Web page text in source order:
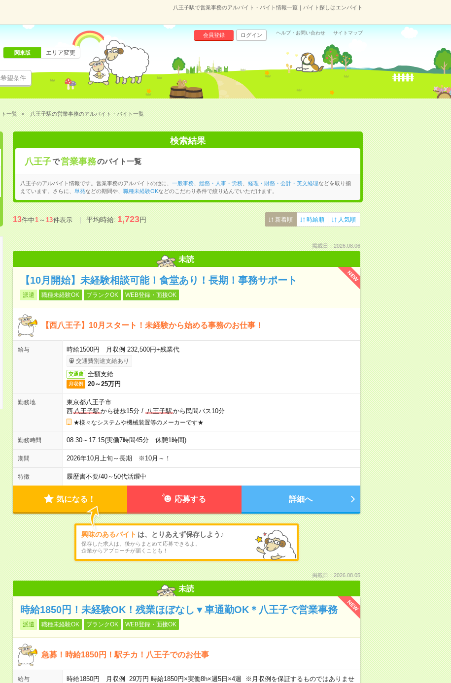
八王子駅で営業事務のアルバイト・バイト情報一覧｜バイト探しはエンバイト
望条件
会員登録 ログイン ヘルプ・お問い合わせ サイトマップ
関東版 エリア変更
一覧 八王子駅の営業事務のアルバイト・バイト一覧
検索結果
八王子で営業事務のバイト一覧
八王子のアルバイト情報です。営業事務のアルバイトの他に、 一般事務、 総務・人事・労務、 経理・財務・会計・英文経理などを取り揃
えています。さらに、
単発などの期間や、 職種未経験OKなどのこだわり条件で絞り込んでいただけます。
13件中1～13件表示 平均時給:1,723円 新着順 時給順 人気順
掲載日：2026.08.06
未読
NEW
【10月開始】未経験相談可能！食堂あり！長期！事務サポート
派遣 職種未経験OK ブランクOK WEB登録・面接OK
【西八王子】10月スタート！未経験から始める事務のお仕事！
給与 時給1500円 月収例 232,500円+残業代
交通費別途支給あり
交通費 全額支給
月収例 20～25万円
勤務地
東京都八王子市
西八王子駅から徒歩15分/ 八王子駅から民間バス10分
★様々なシステムや機械装置等のメーカーです★
勤務時間 08:30～17:15(実働7時間45分 休憩1時間)
期間 2026年10月上旬～長期 ※10月～！
特徴 履歴書不要/40～50代活躍中
気になる！ 応募する 詳細へ
興味のあるバイト は、とりあえず保存しよう♪
保存した求人は、後からまとめて応募できるよ。
企業からアプローチが届くことも！
掲載日：2026.08.05
未読
NEW
時給1850円！未経験OK！残業ほぼなし▼車通勤OK＊八王子で営業事務
派遣 職種未経験OK ブランクOK WEB登録・面接OK
急募！時給1850円！駅チカ！八王子でのお仕事
給与
時給1850円 月収例 29万円 時給1850円×実働8h×週5日×4週 ※月収例を保証するものではありませ